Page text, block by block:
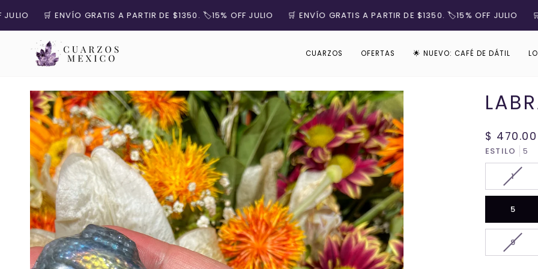
directamente
al
contenido
🛒 ENVÍO GRATIS A PARTIR DE $1350. 🏷️15% OFF JULIO 🛒 ENVÍO GRATIS A PARTIR DE $1350. 🏷️15% OFF JULIO 🛒
CUARZOS OFERTAS 🌟 NUEVO: CAFÉ DE DÁTIL
$ 470.00
ESTILO 5
1
O
NO
5
9